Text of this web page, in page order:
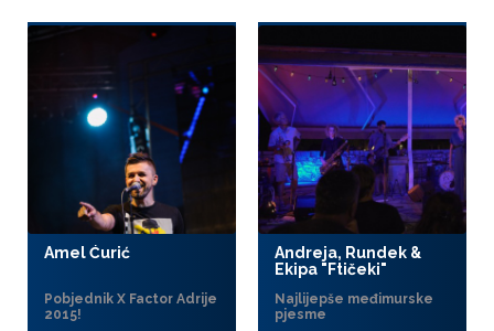
Amel Ćurić
Pobjednik X Factor Adrije
2015!
Andreja, Rundek &
Ekipa "Ftičeki"
Najlijepše međimurske
pjesme